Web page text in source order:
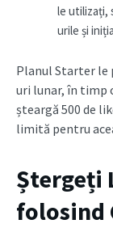
le utilizați,
urile și
Planul Starter le
uri lunar, în timp
șteargă 500 de
limită pentru
Ștergeți
folosind